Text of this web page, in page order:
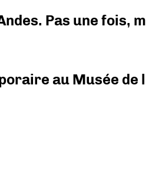
Pas une fois,
au Musée de